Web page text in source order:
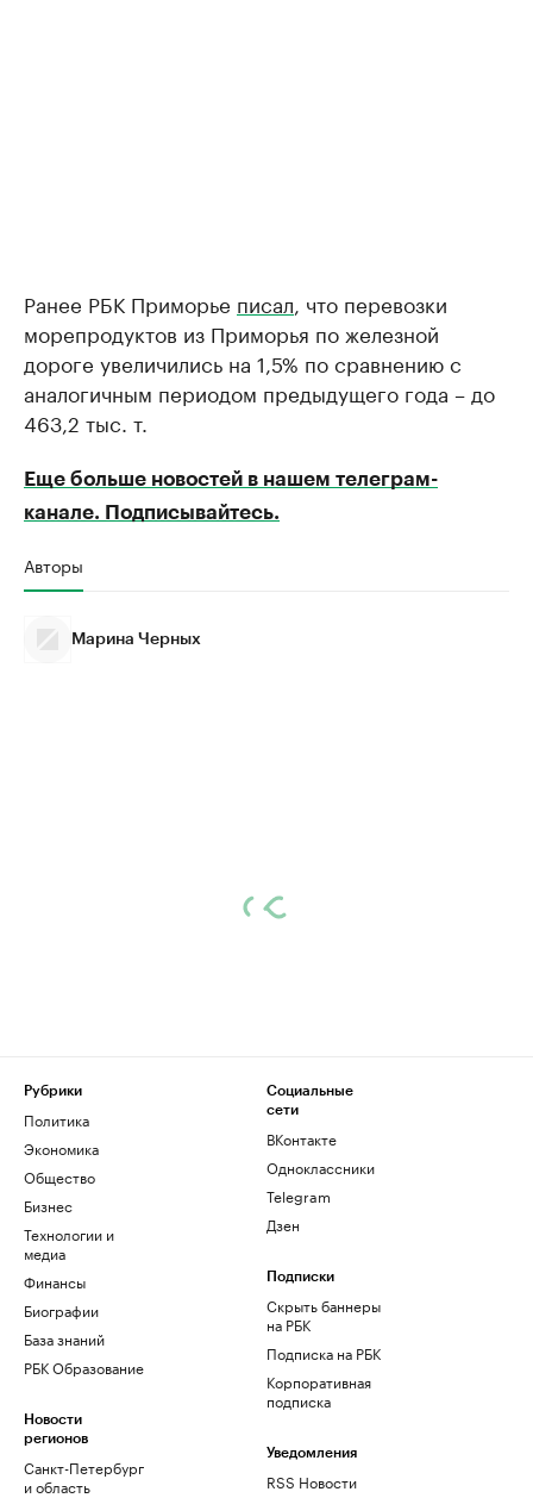
Ранее РБК Приморье писал , что перевозки
морепродуктов из Приморья по железной
дороге увеличились на 1,5% по сравнению с
аналогичным периодом предыдущего года – до
463,2 тыс. т.
Еще больше новостей в нашем телеграм-
канале. Подписывайтесь.
Авторы
Марина Черных
Рубрики
Политика
Экономика
Общество
Бизнес
Технологии и
медиа
Финансы
Биографии
База знаний
РБК Образование
Новости
регионов
Санкт-Петербург
и область
Социальные
сети
ВКонтакте
Одноклассники
Telegram
Дзен
Подписки
Скрыть баннеры
на РБК
Подписка на РБК
Корпоративная
подписка
Уведомления
RSS Новости